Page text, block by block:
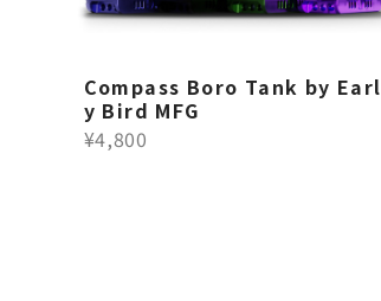
Compass Boro Tank by Earl
y Bird MFG
¥4,800